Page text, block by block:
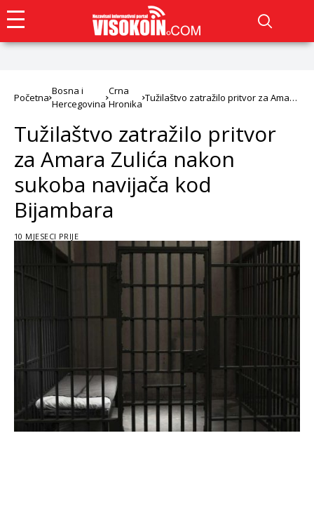
Početna
Bosna i
Hercegovina
Crna
Hronika
Tužilaštvo zatražilo pritvor za Amara
Bijambara
Tužilaštvo zatražilo pritvor
za Amara Zulića nakon
sukoba navijača kod
Bijambara
10 MJESECI PRIJE